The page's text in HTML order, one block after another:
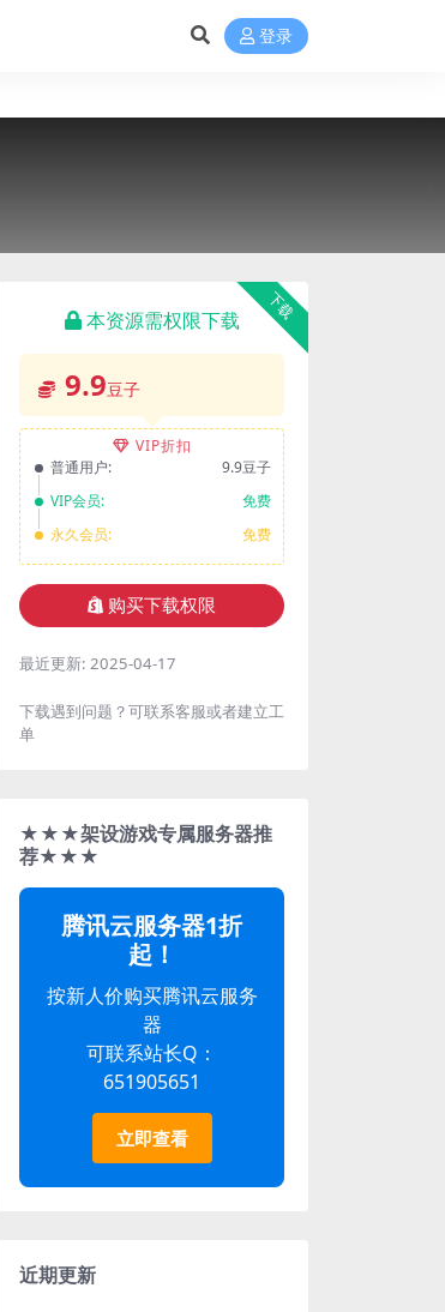
登录
下载
本资源需权限下载
9.9豆子
VIP折扣
普通用户:
9.9豆子
VIP会员:
免费
永久会员:
免费
购买下载权限
最近更新: 2025-04-17
下载遇到问题？可联系客服或者建立工
单
★★★架设游戏专属服务器推
荐★★★
腾讯云服务器1折
起！
按新人价购买腾讯云服务
器
可联系站长Q：
651905651
立即查看
近期更新